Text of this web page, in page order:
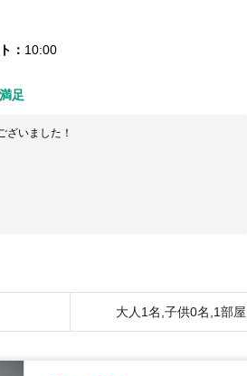
10:00
足
ざいました！
大人1名,子供0名,1部屋